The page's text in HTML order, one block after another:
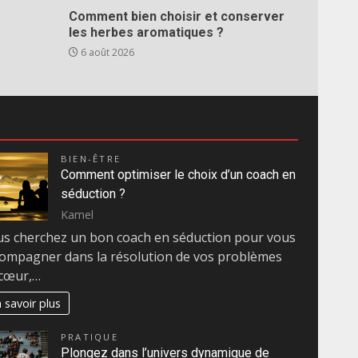
Comment bien choisir et conserver
les herbes aromatiques ?
6 août 2026
BIEN-ÊTRE
Comment optimiser le choix d’un coach en
séduction ?
Kamel
cherchez un bon coach en séduction pour vous
dans la résolution de vos problèmes
savoir plus
PRATIQUE
Plongez dans l’univers dynamique de